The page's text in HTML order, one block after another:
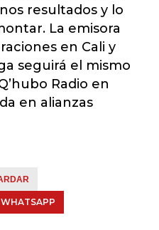
resultados y lo
La emisora
en Cali y
seguirá el mismo
Radio en
en alianzas